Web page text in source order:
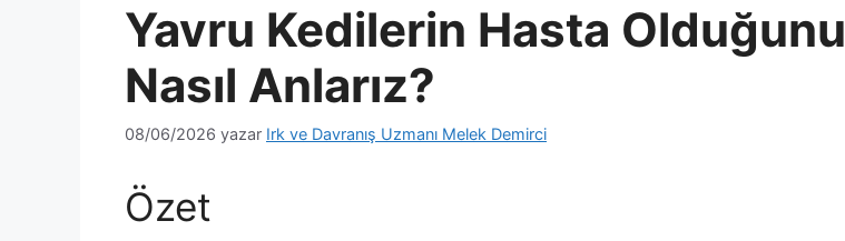
Yavru Kedilerin Hasta Olduğunu
Nasıl Anlarız?
08/06/2026 yazar Irk ve Davranış Uzmanı Melek Demirci
Özet